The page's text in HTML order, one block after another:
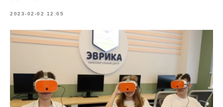
2023-02-02 12:05